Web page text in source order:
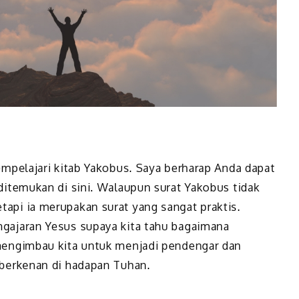
kitab Yakobus. Saya berharap Anda dapat
di sini. Walaupun surat Yakobus tidak
ia merupakan surat yang sangat praktis.
Yesus supaya kita tahu bagaimana
kita untuk menjadi pendengar dan
di hadapan Tuhan.